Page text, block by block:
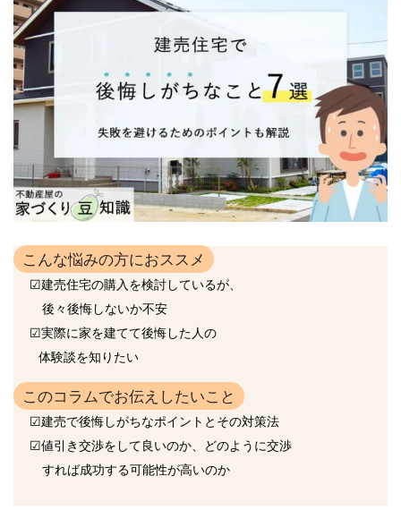
こんな悩みの方におススメ
☑建売住宅の購入を検討しているが、
後々後悔しないか不安
☑実際に家を建てて後悔した人の
体験談を知りたい
このコラムでお伝えしたいこと
☑建売で後悔しがちなポイントとその対策法
☑値引き交渉をして良いのか、どのように交渉
すれば成功する可能性が高いのか